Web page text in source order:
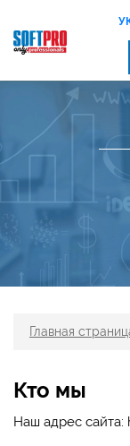
Главная
Кто мы
Наш адрес